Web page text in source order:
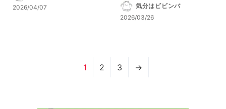
2026/04/07
気分はビビンバ
2026/03/26
1 2 3 →